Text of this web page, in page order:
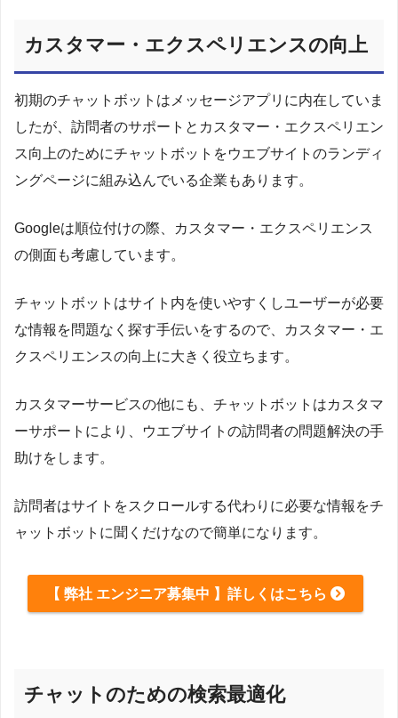
カスタマー・エクスペリエンスの向上
初期のチャットボットはメッセージアプリに内在していま
したが、訪問者のサポートとカスタマー・エクスペリエン
ス向上のためにチャットボットをウエブサイトのランディ
ングページに組み込んでいる企業もあります。
Googleは順位付けの際、カスタマー・エクスペリエンス
の側面も考慮しています。
チャットボットはサイト内を使いやすくしユーザーが必要
な情報を問題なく探す手伝いをするので、カスタマー・エ
クスペリエンスの向上に大きく役立ちます。
カスタマーサービスの他にも、チャットボットはカスタマ
ーサポートにより、ウエブサイトの訪問者の問題解決の手
助けをします。
訪問者はサイトをスクロールする代わりに必要な情報をチ
ャットボットに聞くだけなので簡単になります。
【 弊社 エンジニア募集中 】詳しくはこちら
チャットのための検索最適化